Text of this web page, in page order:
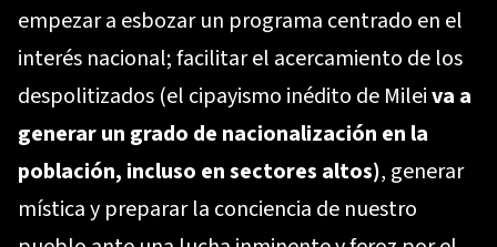
empezar a esbozar un programa centrado en el
interés nacional; facilitar el acercamiento de los
despolitizados (el cipayismo inédito de Mileiva a
generar un grado de nacionalización en la
población, incluso en sectores altos), generar
mística y preparar la conciencia de nuestro